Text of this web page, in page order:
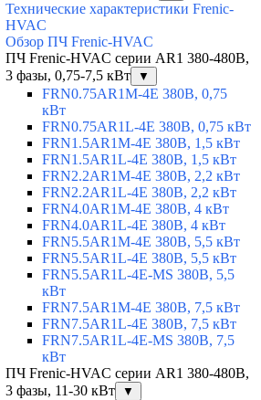
Технические характеристики Frenic-
HVAC
Обзор ПЧ Frenic-HVAC
ПЧ Frenic-HVAC серии AR1 380-480В,
3 фазы, 0,75-7,5 кВт
▼
FRN0.75AR1M-4E 380В, 0,75
кВт
FRN0.75AR1L-4E 380В, 0,75 кВт
FRN1.5AR1M-4E 380В, 1,5 кВт
FRN1.5AR1L-4E 380В, 1,5 кВт
FRN2.2AR1M-4E 380В, 2,2 кВт
FRN2.2AR1L-4E 380В, 2,2 кВт
FRN4.0AR1M-4E 380В, 4 кВт
FRN4.0AR1L-4E 380В, 4 кВт
FRN5.5AR1M-4E 380В, 5,5 кВт
FRN5.5AR1L-4E 380В, 5,5 кВт
FRN5.5AR1L-4E-MS 380В, 5,5
кВт
FRN7.5AR1M-4E 380В, 7,5 кВт
FRN7.5AR1L-4E 380В, 7,5 кВт
FRN7.5AR1L-4E-MS 380В, 7,5
кВт
ПЧ Frenic-HVAC серии AR1 380-480В,
3 фазы, 11-30 кВт
▼